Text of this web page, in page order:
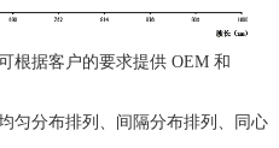
根据客户的要求提供 OEM 和
匀分布排列、间隔分布排列、同心